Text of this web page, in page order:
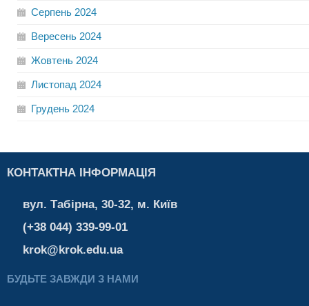
Серпень 2024
Вересень 2024
Жовтень 2024
Листопад 2024
Грудень 2024
КОНТАКТНА ІНФОРМАЦІЯ
вул. Табірна, 30-32, м. Київ
(+38 044) 339-99-01
krok@krok.edu.ua
БУДЬТЕ ЗАВЖДИ З НАМИ